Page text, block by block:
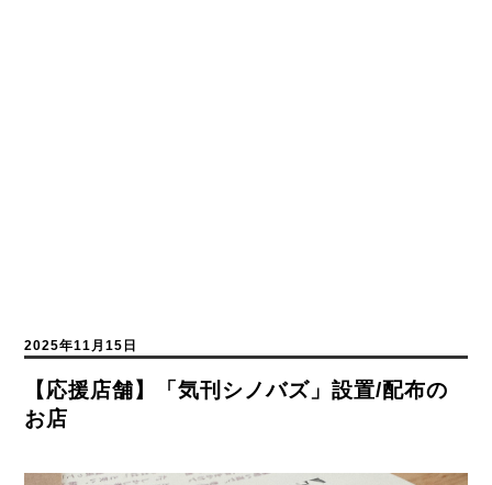
2025年11月15日
【応援店舗】「気刊シノバズ」設置/配布の
お店